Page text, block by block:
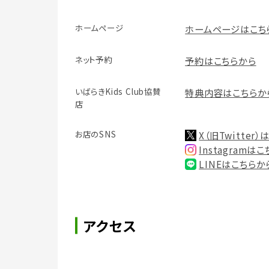
ホームページ ホームページはこち
ネット予約 予約はこちらから
いばらきKids Club協賛
店
特典内容はこちらか
お店のSNS
X（旧Twitter）
Instagramはこ
LINEはこちらか
アクセス